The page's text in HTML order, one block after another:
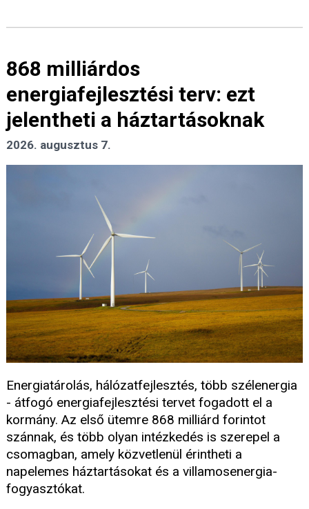
868 milliárdos
energiafejlesztési terv: ezt
jelentheti a háztartásoknak
2026. augusztus 7.
Energiatárolás, hálózatfejlesztés, több szélenergia
- átfogó energiafejlesztési tervet fogadott el a
kormány. Az első ütemre 868 milliárd forintot
szánnak, és több olyan intézkedés is szerepel a
csomagban, amely közvetlenül érintheti a
napelemes háztartásokat és a villamosenergia-
fogyasztókat.